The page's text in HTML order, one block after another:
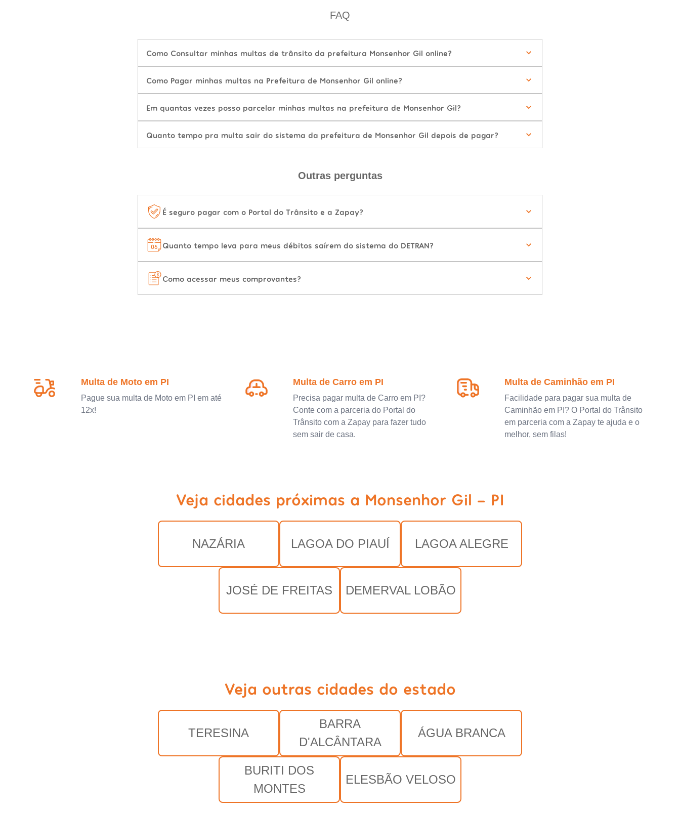
FAQ
Como Consultar minhas multas de trânsito da prefeitura Monsenhor Gil online?
Como Pagar minhas multas na Prefeitura de Monsenhor Gil online?
Em quantas vezes posso parcelar minhas multas na prefeitura de Monsenhor Gil?
Quanto tempo pra multa sair do sistema da prefeitura de Monsenhor Gil depois de pagar?
Outras perguntas
É seguro pagar com o Portal do Trânsito e a Zapay?
Quanto tempo leva para meus débitos saírem do sistema do DETRAN?
Como acessar meus comprovantes?
Multa de Moto em PI
Pague sua multa de Moto em PI em até
12x!
Multa de Carro em PI
Precisa pagar multa de Carro em PI?
Conte com a parceria do Portal do
Trânsito com a Zapay para fazer tudo
sem sair de casa.
Multa de Caminhão em PI
Facilidade para pagar sua multa de
Caminhão em PI? O Portal do Trânsito
em parceria com a Zapay te ajuda e o
melhor, sem filas!
Veja cidades próximas a Monsenhor Gil - PI
NAZÁRIA LAGOA DO PIAUÍ LAGOA ALEGRE
JOSÉ DE FREITAS DEMERVAL LOBÃO
Veja outras cidades do estado
TERESINA
BARRA
D'ALCÂNTARA
ÁGUA BRANCA
BURITI DOS
MONTES
ELESBÃO VELOSO